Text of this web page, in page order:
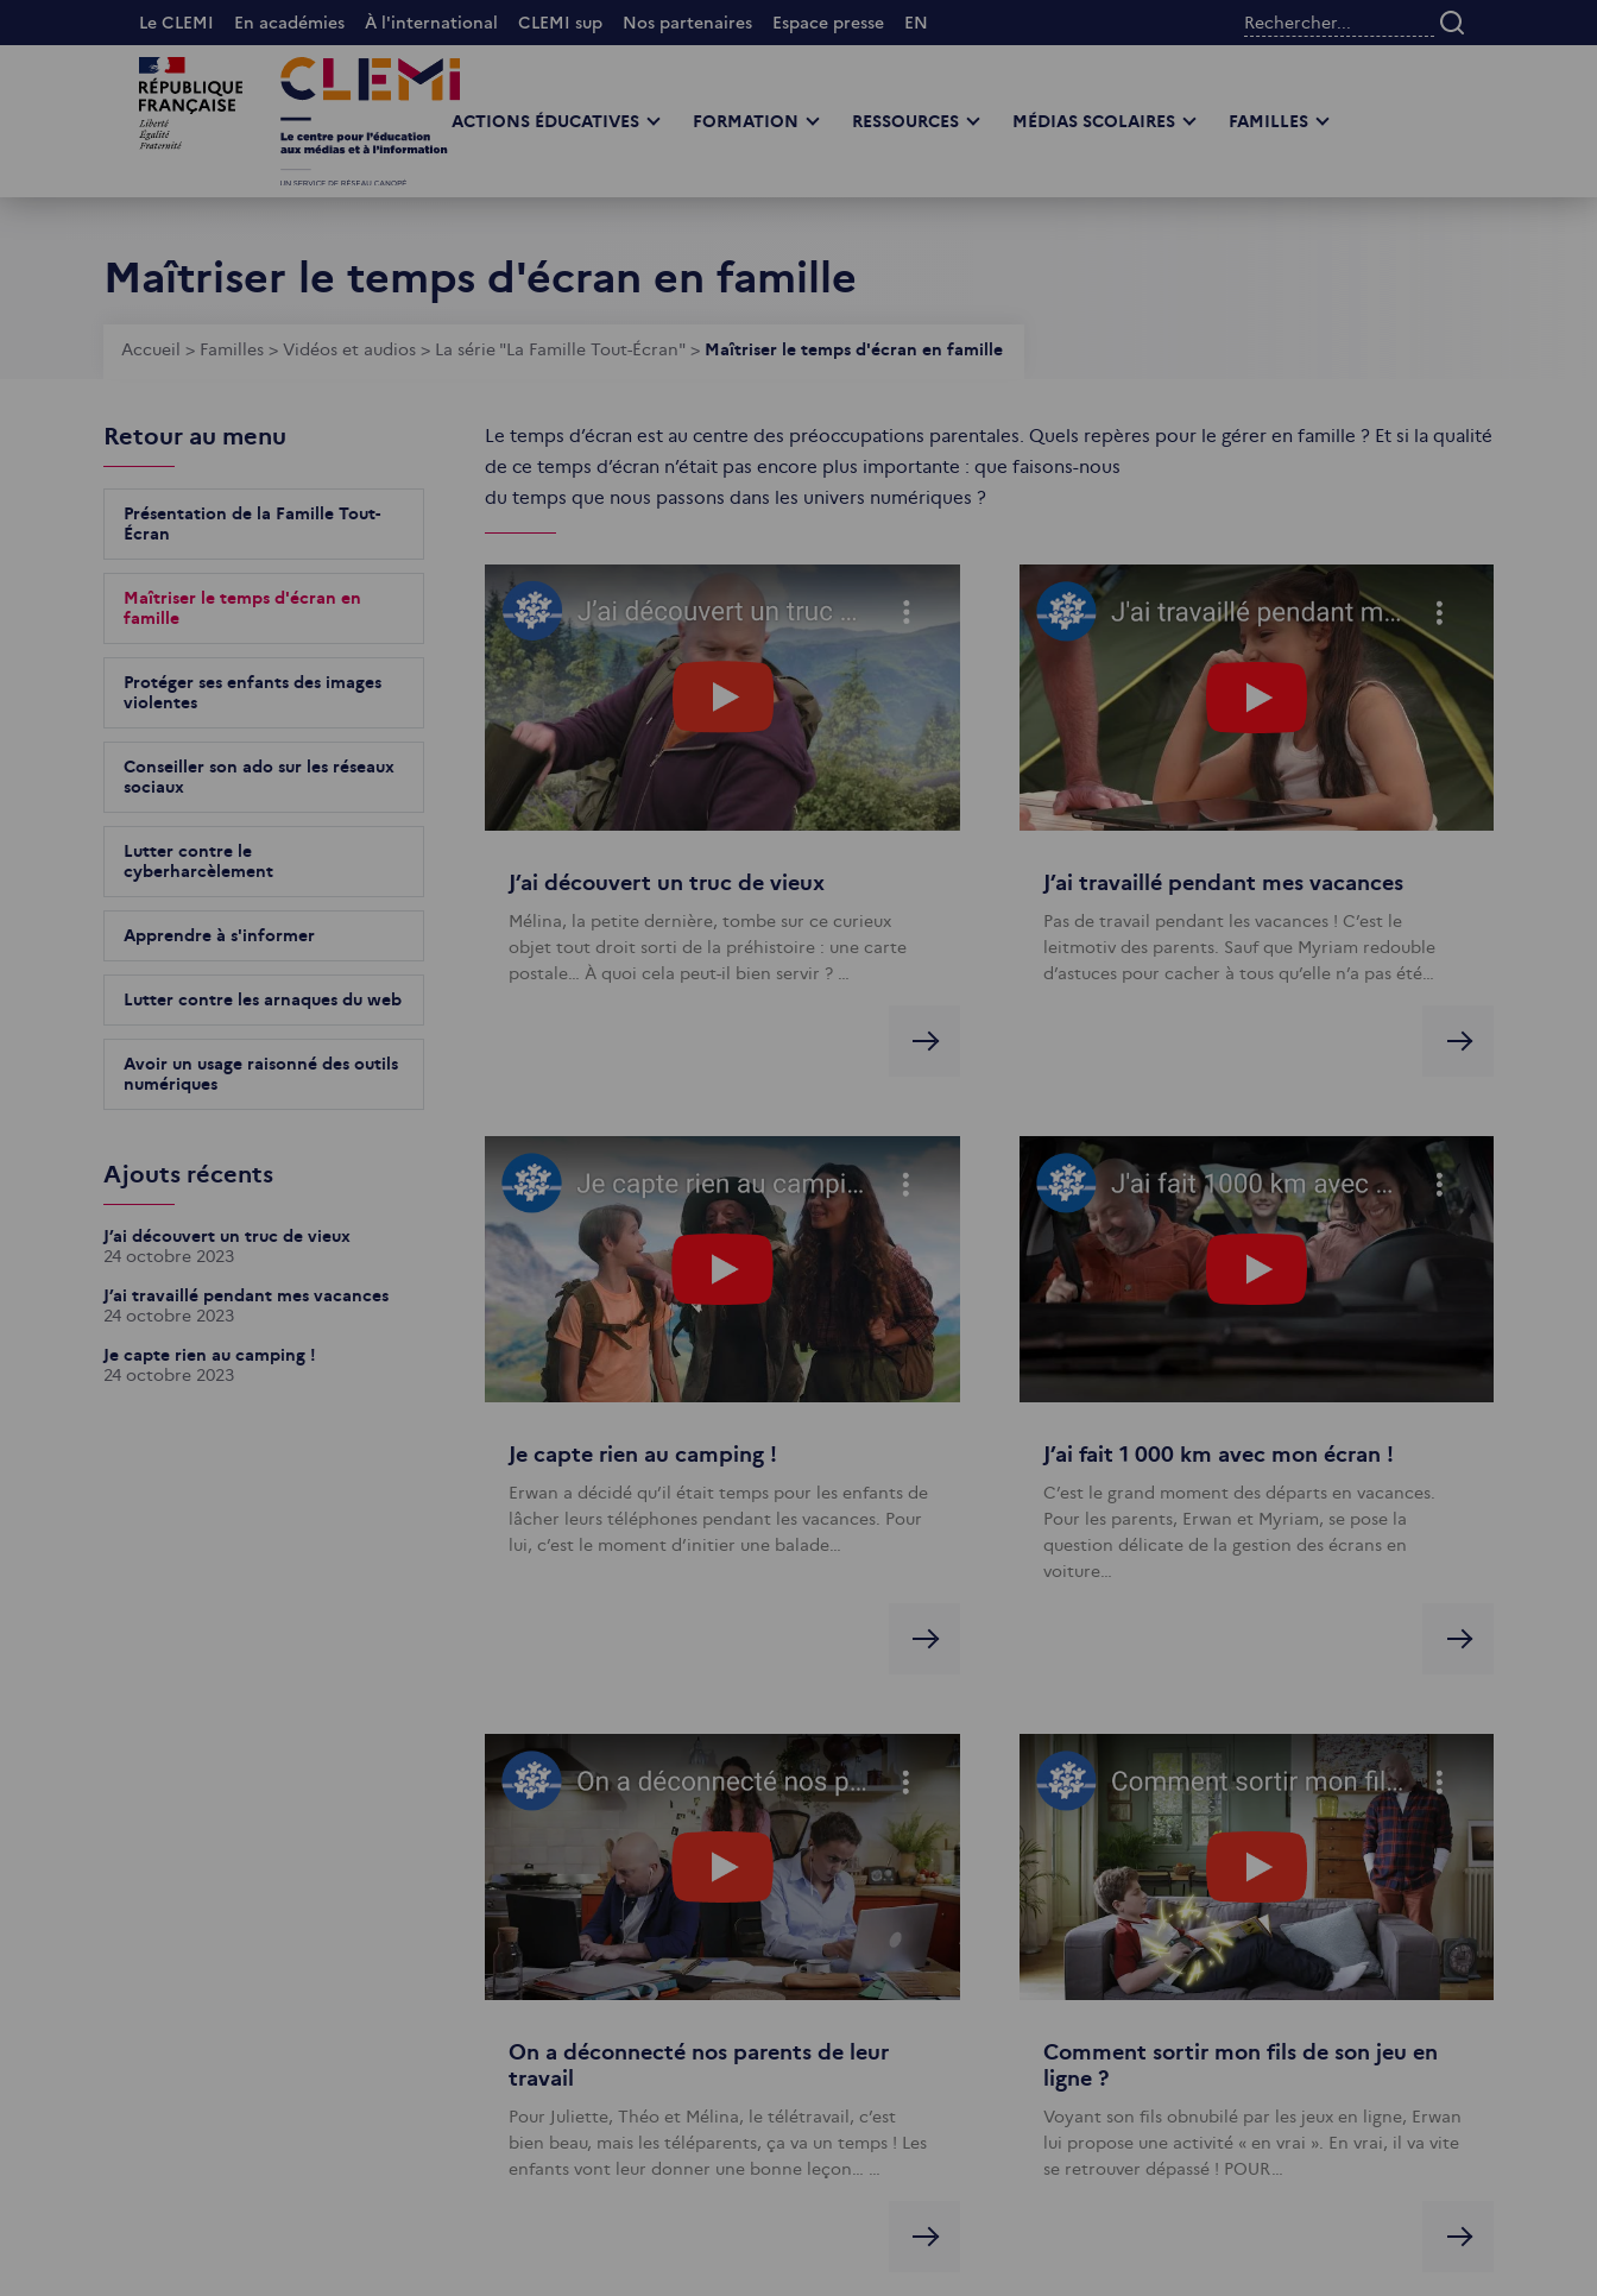
au
Le CLEMI En académies À l'international CLEMI sup Nos partenaires Espace presse EN Rechercher...
Images Images
ACTIONS ÉDUCATIVES FORMATION RESSOURCES MÉDIAS SCOLAIRES FAMILLES
Maîtriser le temps d'écran en famille
Fil
Accueil > Familles > Vidéos et audios > La série "La Famille Tout-Écran" > Maîtriser le temps d'écran en famille
Le temps d’écran est au centre des préoccupations parentales. Quels repères pour le gérer en famille ? Et si la qualité
de ce temps d’écran n’était pas encore plus importante : que faisons-nous
du temps que nous passons dans les univers numériques ?
J’ai découvert un truc de vieux
Mélina, la petite dernière, tombe sur ce curieux
objet tout droit sorti de la préhistoire : une carte
postale… À quoi cela peut-il bien servir ? …
J’ai travaillé pendant mes vacances
Pas de travail pendant les vacances ! C’est le
leitmotiv des parents. Sauf que Myriam redouble
d’astuces pour cacher à tous qu’elle n’a pas été…
Je capte rien au camping !
Erwan a décidé qu’il était temps pour les enfants de
lâcher leurs téléphones pendant les vacances. Pour
lui, c’est le moment d’initier une balade…
J’ai fait 1 000 km avec mon écran !
C’est le grand moment des départs en vacances.
Pour les parents, Erwan et Myriam, se pose la
question délicate de la gestion des écrans en
voiture…
On a déconnecté nos parents de leur
travail
Pour Juliette, Théo et Mélina, le télétravail, c’est
bien beau, mais les téléparents, ça va un temps ! Les
enfants vont leur donner une bonne leçon… …
Comment sortir mon fils de son jeu en
ligne ?
Voyant son fils obnubilé par les jeux en ligne, Erwan
lui propose une activité « en vrai ». En vrai, il va vite
se retrouver dépassé ! POUR…
Retour au menu
Présentation de la Famille Tout-
Écran
Maîtriser le temps d'écran en
famille
Protéger ses enfants des images
violentes
Conseiller son ado sur les réseaux
sociaux
Lutter contre le
cyberharcèlement
Apprendre à s'informer
Lutter contre les arnaques du web
Avoir un usage raisonné des outils
numériques
Ajouts récents
J’ai découvert un truc de vieux
24 octobre 2023
J’ai travaillé pendant mes vacances
24 octobre 2023
Je capte rien au camping !
24 octobre 2023